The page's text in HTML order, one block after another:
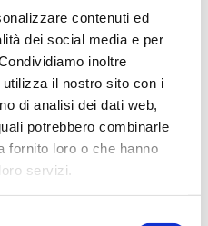
contenuti ed
dei social media e per
inoltre
il nostro sito con i
di analisi dei dati web,
potrebbero combinarle
fornito loro o che hanno
servizi.